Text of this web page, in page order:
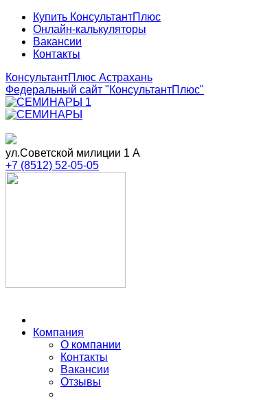
Купить КонсультантПлюс
Онлайн-калькуляторы
Вакансии
Контакты
КонсультантПлюс Астрахань
Федеральный сайт "КонсультантПлюс"
ул.Советской милиции 1 А
+7 (8512) 52-05-05
Компания
О компании
Контакты
Вакансии
Отзывы